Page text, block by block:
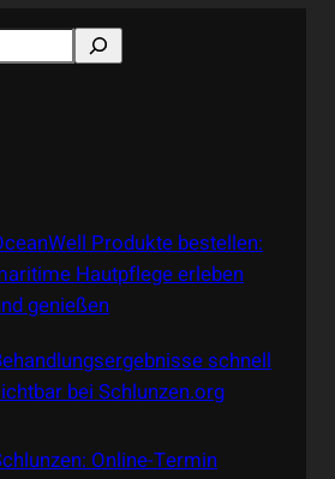
Produkte bestellen:
Hautpflege erleben
genießen
schnell
bei Schlunzen.org
Online-Termin